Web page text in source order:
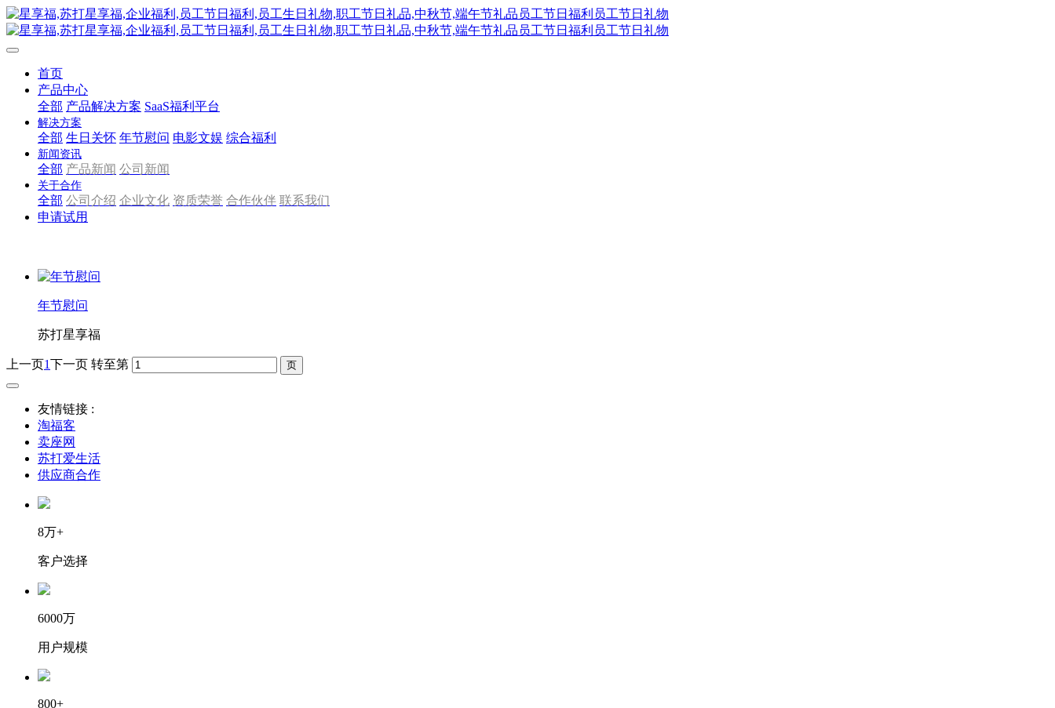
首页
产品中心
全部 产品解决方案 SaaS福利平台
解决方案
全部 生日关怀 年节慰问 电影文娱 综合福利
新闻资讯
全部 产品新闻 公司新闻
关于合作
全部 公司介绍 企业文化 资质荣誉 合作伙伴 联系我们
申请试用
年节慰问
苏打星享福
上一页1下一页 转至第
友情链接 :
淘福客
卖座网
苏打爱生活
供应商合作
8万+
客户选择
6000万
用户规模
800+